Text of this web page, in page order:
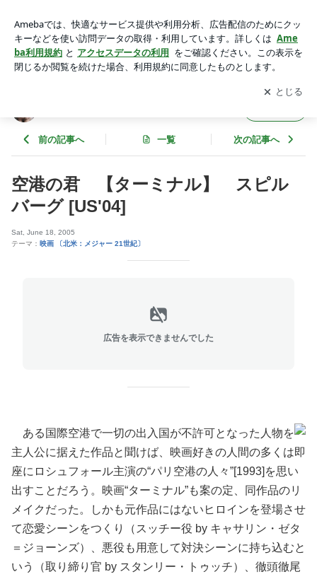
こはしる 。o０○
アプリをダウンロードして ブログの更新通知
を受け取りまし
ょう。
開く
前の記事へ 一覧 次の記事へ
空港の君 【ターミナル】 スピル
バーグ [US'04]
Sat, June 18, 2005
テーマ： 映画 〔北米：メジャー 21世紀〕
広告を表示できませんでした
ある国際空港で一切の出入国が不許可となった人物を
主人公に据えた作品と聞けば、映画好きの人間の多くは即
座にロシュフォール主演の“パリ空港の人々”[1993]を思い
出すことだろう。映画“ターミナル”も案の定、同作品のリ
メイクだった。しかも元作品にはないヒロインを登場させ
て恋愛シーンをつくり（スッチー役 by キャサリン・ゼタ
＝ジョーンズ）、悪役も用意して対決シーンに持ち込むと
いう（取り締り官 by スタンリー・トゥッチ）、徹頭徹尾